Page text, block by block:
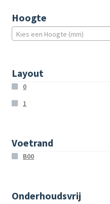
Hoogte
Kies een Hoogte (mm)
Layout
0
1
Voetrand
B00
Onderhoudsvrij